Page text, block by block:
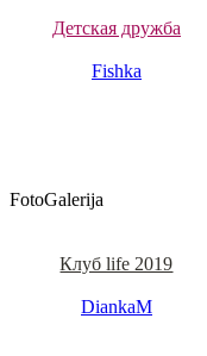
Детская дружба
Fishka
FotoGalerija
Клуб life 2019
DiankaM